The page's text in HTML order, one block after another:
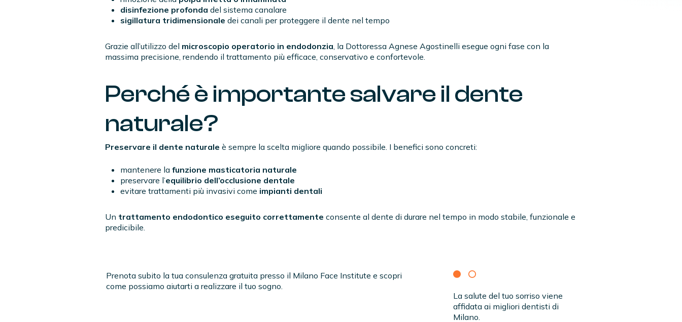
disinfezione profonda del sistema canalare
sigillatura tridimensionale dei canali per proteggere il dente nel tempo
Grazie all’utilizzo del microscopio operatorio in endodonzia , la Dottoressa Agnese Agostinelli esegue ogni fase con la
massima precisione, rendendo il trattamento più efficace, conservativo e confortevole.
Perché è importante salvare il dente
naturale?
Preservare il dente naturale è sempre la scelta migliore quando possibile. I benefici sono concreti:
mantenere la funzione masticatoria naturale
preservare l’equilibrio dell’occlusione dentale
evitare trattamenti più invasivi come impianti dentali
Un trattamento endodontico eseguito correttamente consente al dente di durare nel tempo in modo stabile, funzionale e
predicibile.
Prenota subito la tua consulenza gratuita presso il Milano Face Institute e scopri
come possiamo aiutarti a realizzare il tuo sogno.
La salute del tuo sorriso viene
affidata ai migliori dentisti di
Milano.